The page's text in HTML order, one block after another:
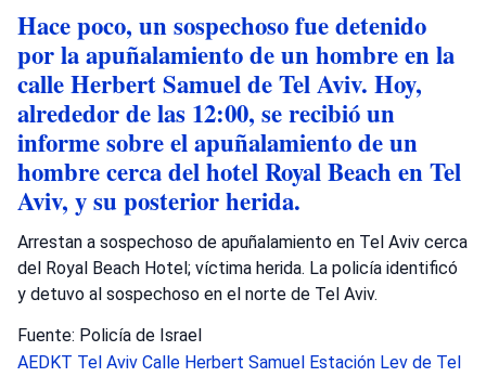
Hace poco, un sospechoso fue detenido
por la apuñalamiento de un hombre en la
calle Herbert Samuel de Tel Aviv. Hoy,
alrededor de las 12:00, se recibió un
informe sobre el apuñalamiento de un
hombre cerca del hotel Royal Beach en Tel
Aviv, y su posterior herida.
Arrestan a sospechoso de apuñalamiento en Tel Aviv cerca
del Royal Beach Hotel; víctima herida. La policía identificó
y detuvo al sospechoso en el norte de Tel Aviv.
Fuente: Policía de Israel
AEDKT Tel Aviv Calle Herbert Samuel Estación Lev de Tel